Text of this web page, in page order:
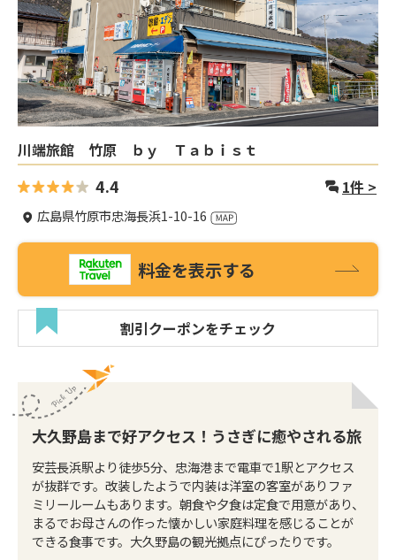
川端旅館 竹原 ｂｙ Ｔａｂｉｓｔ
4.4 1件 >
広島県竹原市忠海長浜1-10-16
料金を表示する
割引クーポンをチェック
大久野島まで好アクセス！うさぎに癒やされる旅
安芸長浜駅より徒歩5分、忠海港まで電車で1駅とアクセス
が抜群です。改装したようで内装は洋室の客室がありファ
ミリールームもあります。朝食や夕食は定食で用意があり、
まるでお母さんの作った懐かしい家庭料理を感じることが
できる食事です。大久野島の観光拠点にぴったりです。